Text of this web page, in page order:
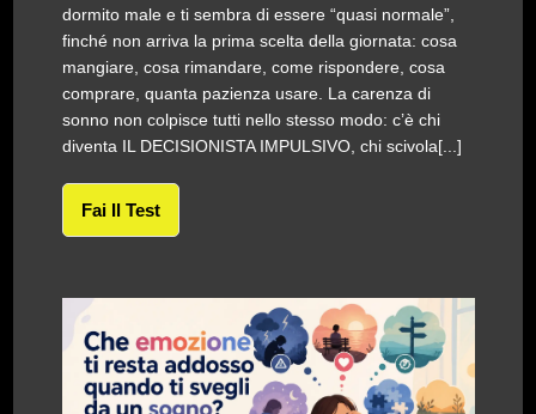
dormito male e ti sembra di essere “quasi normale”,
finché non arriva la prima scelta della giornata: cosa
mangiare, cosa rimandare, come rispondere, cosa
comprare, quanta pazienza usare. La carenza di
sonno non colpisce tutti nello stesso modo: c’è chi
diventa IL DECISIONISTA IMPULSIVO, chi scivola[...]
Fai Il Test